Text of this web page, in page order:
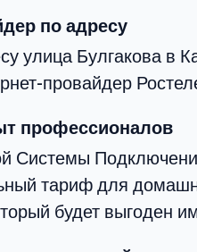
по адресу
улица Булгакова в
провайдер
профессионалов
Системы
тариф для
будет выгоден